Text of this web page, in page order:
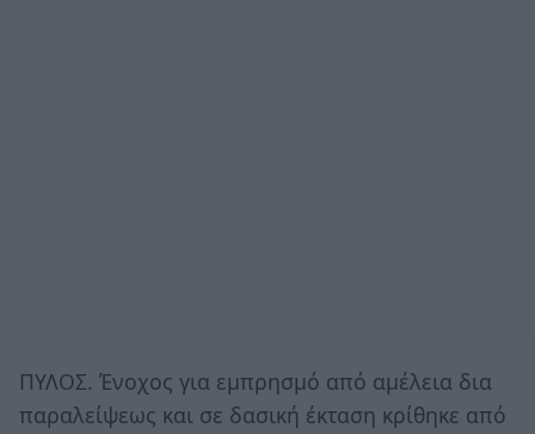
ΠΥΛΟΣ. Ένοχος για εμπρησμό από αμέλεια δια
παραλείψεως και σε δασική έκταση κρίθηκε από